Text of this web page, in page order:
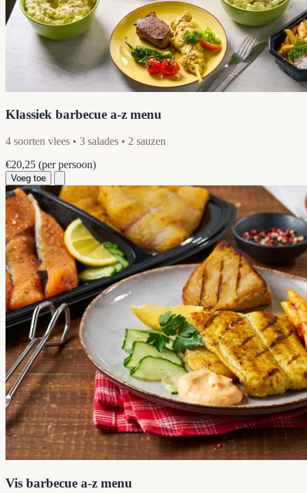
Klassiek barbecue a-z menu
4 soorten vlees • 3 salades • 2 sauzen
€20,25 (per persoon)
Voeg toe
Vis barbecue a-z menu